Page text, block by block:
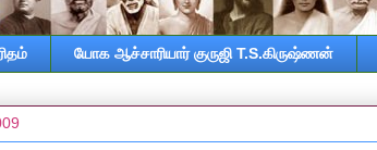
யோக ஆச்சாரியார் குருஜி T.S.கிருஷ்ணன்